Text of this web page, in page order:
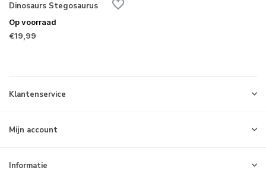
Dinosaurs Stegosaurus
Op voorraad
€19,99
Klantenservice
Mijn account
Informatie